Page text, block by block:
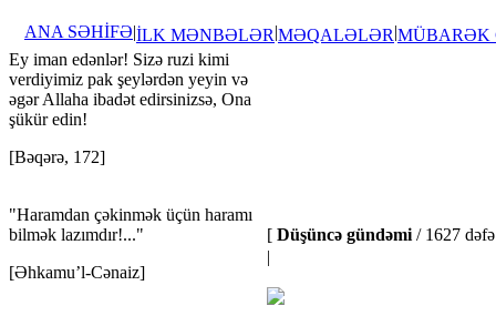
ANA SƏHİFƏ|İLK MƏNBƏLƏR|MƏQALƏLƏR|MÜBARƏK
Ey iman edənlər! Sizə ruzi kimi
verdiyimiz pak şeylərdən yeyin və
əgər Allaha ibadət edirsinizsə, Ona
şükür edin!
[Bəqərə, 172]
"Haramdan çəkinmək üçün haramı
bilmək lazımdır!..."
[Əhkamu’l-Cənaiz]
[ Düşüncə gündəmi / 1627 dəfə
|